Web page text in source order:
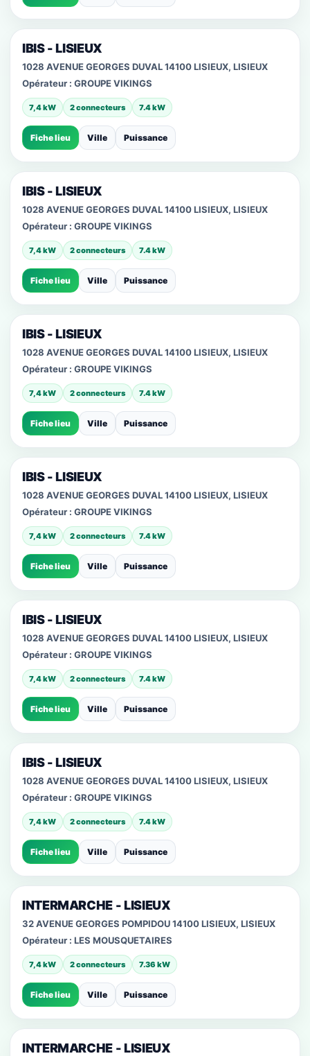
IBIS - LISIEUX
1028 AVENUE GEORGES DUVAL 14100 LISIEUX, LISIEUX
Opérateur : GROUPE VIKINGS
7,4 kW 2 connecteurs 7.4 kW
Fiche lieu Ville Puissance
IBIS - LISIEUX
1028 AVENUE GEORGES DUVAL 14100 LISIEUX, LISIEUX
Opérateur : GROUPE VIKINGS
7,4 kW 2 connecteurs 7.4 kW
Fiche lieu Ville Puissance
IBIS - LISIEUX
1028 AVENUE GEORGES DUVAL 14100 LISIEUX, LISIEUX
Opérateur : GROUPE VIKINGS
7,4 kW 2 connecteurs 7.4 kW
Fiche lieu Ville Puissance
IBIS - LISIEUX
1028 AVENUE GEORGES DUVAL 14100 LISIEUX, LISIEUX
Opérateur : GROUPE VIKINGS
7,4 kW 2 connecteurs 7.4 kW
Fiche lieu Ville Puissance
IBIS - LISIEUX
1028 AVENUE GEORGES DUVAL 14100 LISIEUX, LISIEUX
Opérateur : GROUPE VIKINGS
7,4 kW 2 connecteurs 7.4 kW
Fiche lieu Ville Puissance
IBIS - LISIEUX
1028 AVENUE GEORGES DUVAL 14100 LISIEUX, LISIEUX
Opérateur : GROUPE VIKINGS
7,4 kW 2 connecteurs 7.4 kW
Fiche lieu Ville Puissance
INTERMARCHE - LISIEUX
32 AVENUE GEORGES POMPIDOU 14100 LISIEUX, LISIEUX
Opérateur : LES MOUSQUETAIRES
7,4 kW 2 connecteurs 7.36 kW
Fiche lieu Ville Puissance
INTERMARCHE - LISIEUX